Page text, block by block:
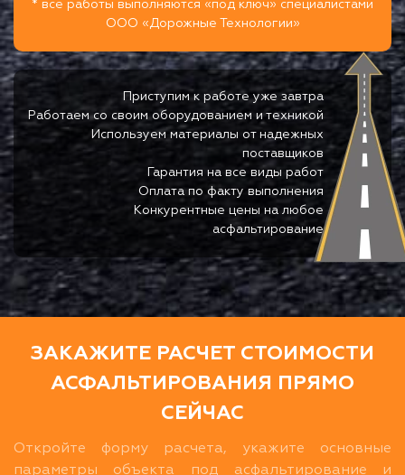
* все работы выполняются «под ключ» специалистами
ООО «Дорожные Технологии»
Приступим к работе уже завтра
Работаем со своим оборудованием и техникой
Используем материалы от надежных
поставщиков
Гарантия на все виды работ
Оплата по факту выполнения
Конкурентные цены на любое
асфальтирование
ЗАКАЖИТЕ РАСЧЕТ СТОИМОСТИ
АСФАЛЬТИРОВАНИЯ ПРЯМО
СЕЙЧАС
Откройте форму расчета, укажите основные
параметры объекта под асфальтирование и